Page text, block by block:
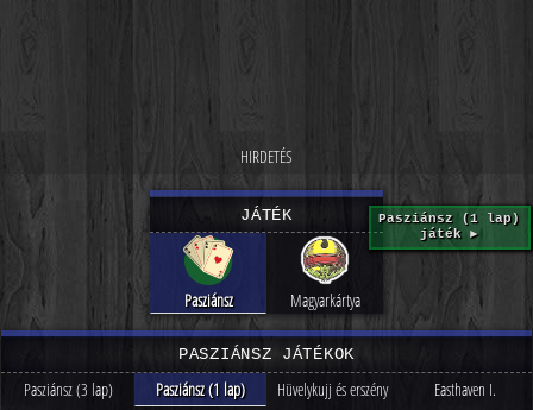
JÁTÉK
Pasziánsz Magyarkártya
Pasziánsz (1 lap)
játék ►
PASZIÁNSZ JÁTÉKOK
Pasziánsz (3 lap) Pasziánsz (1 lap) Hüvelykujj és erszény
Easthaven I.